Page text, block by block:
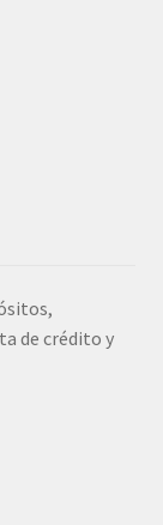
de crédito y